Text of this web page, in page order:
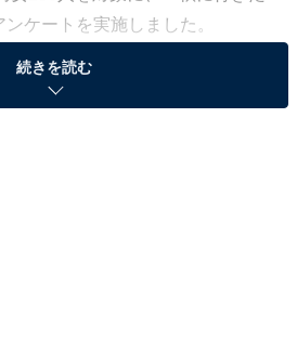
ケートを実施しました。
きたい新潟県の温泉地」ランキン
続きを読む